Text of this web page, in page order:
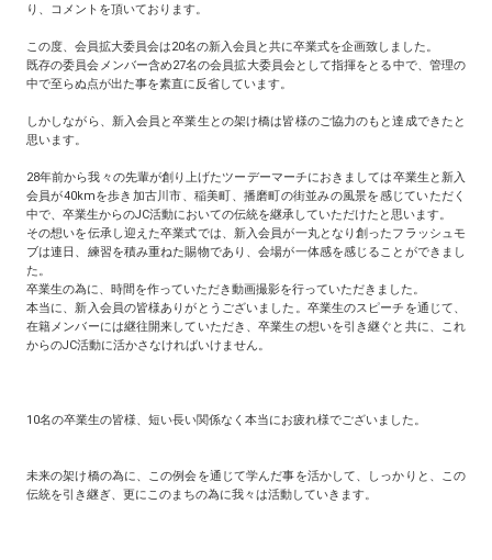
り、コメントを頂いております。
この度、会員拡大委員会は20名の新入会員と共に卒業式を企画致しました。
既存の委員会メンバー含め27名の会員拡大委員会として指揮をとる中で、管理の
中で至らぬ点が出た事を素直に反省しています。
しかしながら、新入会員と卒業生との架け橋は皆様のご協力のもと達成できたと
思います。
28年前から我々の先輩が創り上げたツーデーマーチにおきましては卒業生と新入
会員が40kmを歩き加古川市、稲美町、播磨町の街並みの風景を感じていただく
中で、卒業生からのJC活動においての伝統を継承していただけたと思います。
その想いを伝承し迎えた卒業式では、新入会員が一丸となり創ったフラッシュモ
ブは連日、練習を積み重ねた賜物であり、会場が一体感を感じることができまし
た。
卒業生の為に、時間を作っていただき動画撮影を行っていただきました。
本当に、新入会員の皆様ありがとうございました。卒業生のスピーチを通じて、
在籍メンバーには継往開来していただき、卒業生の想いを引き継ぐと共に、これ
からのJC活動に活かさなければいけません。
10名の卒業生の皆様、短い長い関係なく本当にお疲れ様でございました。
未来の架け橋の為に、この例会を通じて学んだ事を活かして、しっかりと、この
伝統を引き継ぎ、更にこのまちの為に我々は活動していきます。